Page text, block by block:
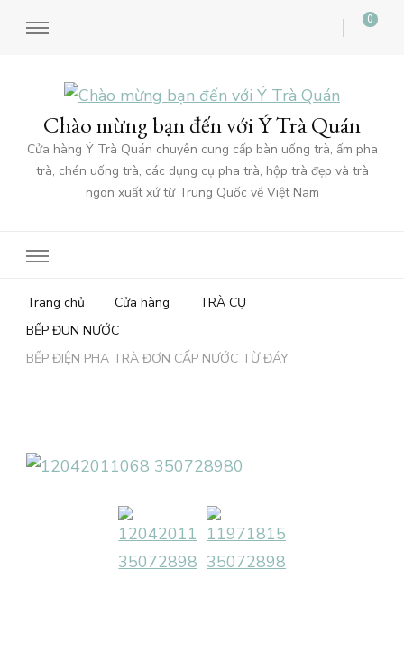
0
Chào mừng bạn đến với Ý Trà Quán
Cửa hàng Ý Trà Quán chuyên cung cấp bàn uống trà, ấm pha
trà, chén uống trà, các dụng cụ pha trà, hộp trà đẹp và trà
ngon xuất xứ từ Trung Quốc về Việt Nam
Trang chủ Cửa hàng
TRÀ CỤ
BẾP ĐUN NƯỚC
BẾP ĐIỆN PHA TRÀ ĐƠN CẤP NƯỚC TỪ ĐÁY